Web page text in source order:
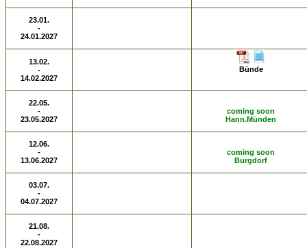
23.01.
-
24.01.2027
13.02.
-
14.02.2027
Bünde
22.05.
-
23.05.2027
coming soon
Hann.Münden
12.06.
-
13.06.2027
coming soon
Burgdorf
03.07.
-
04.07.2027
21.08.
-
22.08.2027